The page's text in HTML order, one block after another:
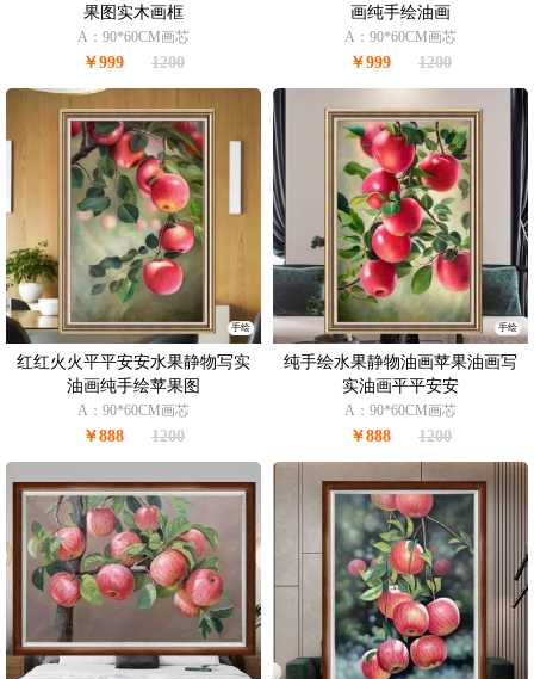
果图实木画框
A：90*60CM画芯
￥999 1200
画纯手绘油画
A：90*60CM画芯
￥999 1200
手绘
红红火火平平安安水果静物写实
油画纯手绘苹果图
A：90*60CM画芯
￥888 1200
手绘
纯手绘水果静物油画苹果油画写
实油画平平安安
A：90*60CM画芯
￥888 1200